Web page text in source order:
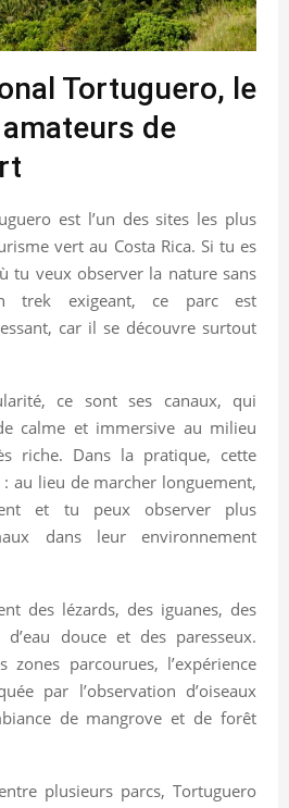
Tortuguero, le
de
est l’un des sites les plus
vert au Costa Rica. Si tu es
tu veux observer la nature sans
trek exigeant, ce parc est
car il se découvre surtout
ce sont ses canaux, qui
calme et immersive au milieu
riche. Dans la pratique, cette
au lieu de marcher longuement,
et tu peux observer plus
dans leur environnement
des lézards, des iguanes, des
douce et des paresseux.
parcourues, l’expérience
par l’observation d’oiseaux
de mangrove et de forêt
plusieurs parcs, Tortuguero